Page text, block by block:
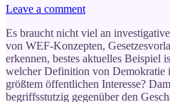
Leave a comment
Es braucht nicht viel an
von WEF-Konzepten,
erkennen, bestes aktuelles Beispiel
welcher Definition von Demokratie
größtem öffentlichen Interesse?
begriffsstutzig gegenüber den